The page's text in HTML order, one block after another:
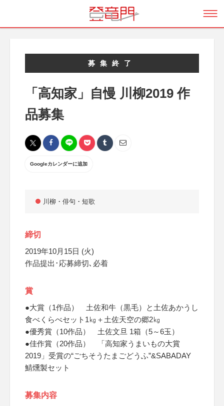
募集終了
「高知家」自慢 川柳2019 作
品募集
Googleカレンダーに追加
川柳・俳句・短歌
締切
2019年10月15日 (火)
作品提出･応募締切､必着
賞
●大賞（1作品） 土佐和牛（黒毛）と土佐あかうし
食べくらべセット1㎏＋土佐天空の郷2㎏
●優秀賞（10作品） 土佐文旦 1箱（5～6玉）
●佳作賞（20作品） 「高知家うまいもの大賞
2019」受賞の“ごちそうたまごどうふ”&SABADAY
鯖燻製セット
募集内容